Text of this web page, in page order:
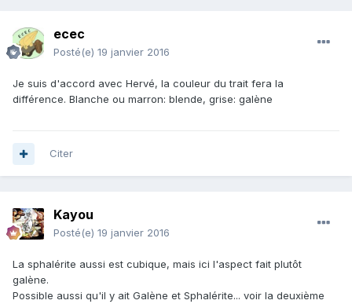
ecec
Posté(e) 19 janvier 2016
Je suis d'accord avec Hervé, la couleur du trait fera la
différence. Blanche ou marron: blende, grise: galène
Citer
Kayou
Posté(e) 19 janvier 2016
La sphalérite aussi est cubique, mais ici l'aspect fait plutôt
galène.
Possible aussi qu'il y ait Galène et Sphalérite... voir la deuxième